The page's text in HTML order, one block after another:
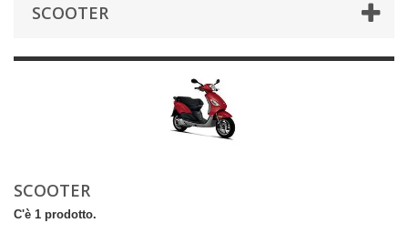
SCOOTER
SCOOTER
C'è 1 prodotto.